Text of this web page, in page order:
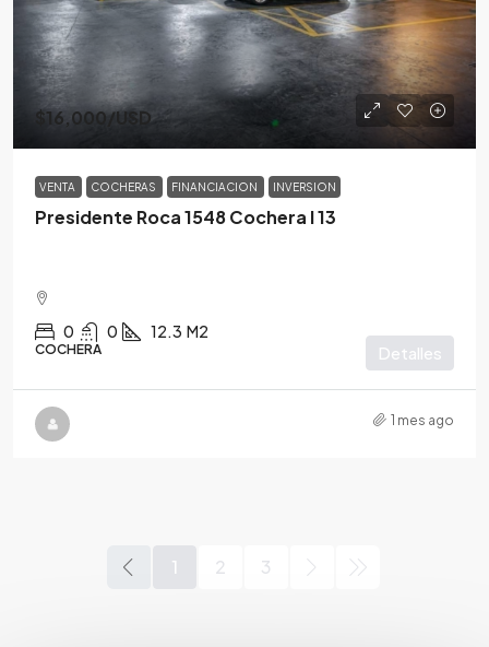
$16,000/USD
VENTA COCHERAS FINANCIACION INVERSION
Presidente Roca 1548 Cochera I 13
0 0 12.3 M2
COCHERA Detalles
1 mes ago
1 2 3